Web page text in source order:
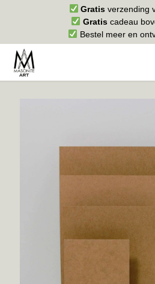
Gratis verzending
Gratiscadeau
Bestel meer en